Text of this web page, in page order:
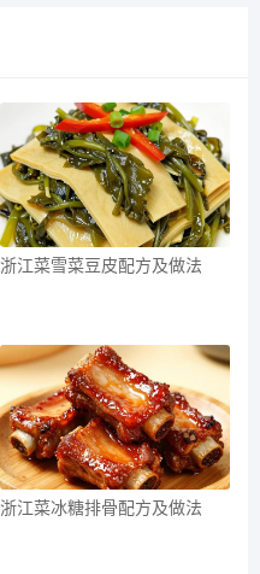
浙江菜雪菜豆皮配方及做法
浙江菜冰糖排骨配方及做法